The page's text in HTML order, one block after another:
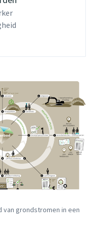
van grondstromen in een